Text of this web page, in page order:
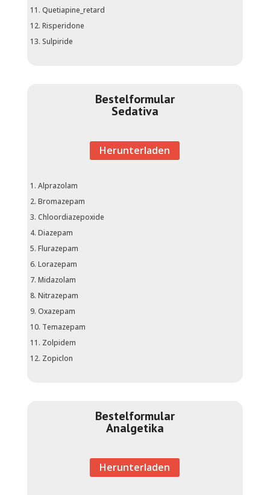
Quetiapine_retard
Risperidone
Sulpiride
Bestelformular
Sedativa
Herunterladen
Alprazolam
Bromazepam
Chloordiazepoxide
Diazepam
Flurazepam
Lorazepam
Midazolam
Nitrazepam
Oxazepam
Temazepam
Zolpidem
Zopiclon
Bestelformular
Analgetika​
Herunterladen